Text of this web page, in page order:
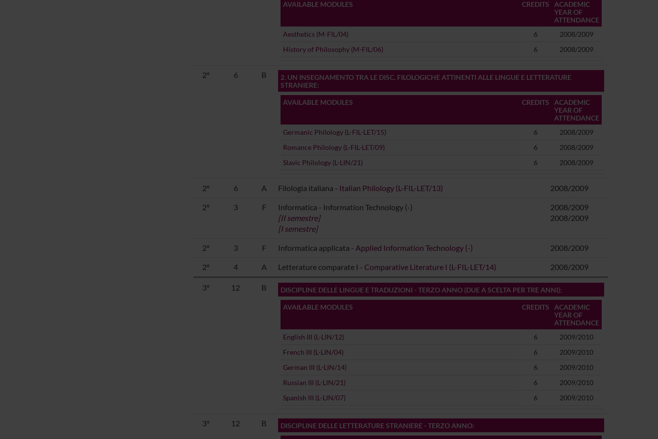
AVAILABLE MODULES CREDITS
ACADEMIC
YEAR OF
ATTENDANCE
Aesthetics (M-FIL/04)
6
2008/2009
History of Philosophy (M-FIL/06)
6 2008/2009
2° 6 B
2. UN INSEGNAMENTO TRA LE DISC. FILOLOGICHE ATTINENTI ALLE LINGUE E LETTERATURE
STRANIERE:
AVAILABLE MODULES CREDITS
ACADEMIC
YEAR OF
ATTENDANCE
Germanic Philology (L-FIL-LET/15)
6
2008/2009
Romance Philology (L-FIL-LET/09)
6
2008/2009
Slavic Philology (L-LIN/21)
6 2008/2009
2° 6 A Filologia italiana - Italian Philology (L-FIL-LET/13) 2008/2009
2° 3 F
Informatica - Information Technology (-)
[II semestre]
[I semestre]
2008/2009
2008/2009
2° 3 F Informatica applicata - Applied Information Technology (-) 2008/2009
2° 4 A Letterature comparate I - Comparative Literature I (L-FIL-LET/14) 2008/2009
3° 12 B DISCIPLINE DELLE LINGUE E TRADUZIONI - TERZO ANNO (DUE A SCELTA PER TRE ANNI):
AVAILABLE MODULES CREDITS
ACADEMIC
YEAR OF
ATTENDANCE
English III (L-LIN/12)
6
2009/2010
French III (L-LIN/04)
6
2009/2010
German III (L-LIN/14)
6
2009/2010
Russian III (L-LIN/21)
6
2009/2010
Spanish III (L-LIN/07)
6 2009/2010
3° 12 B DISCIPLINE DELLE LETTERATURE STRANIERE - TERZO ANNO: